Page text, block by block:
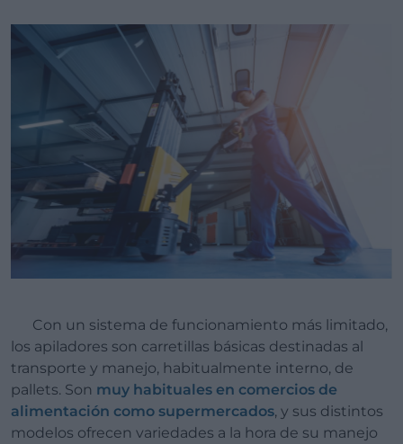
Con un sistema de funcionamiento más limitado,
los apiladores son carretillas básicas destinadas al
transporte y manejo, habitualmente interno, de
pallets. Son muy habituales en comercios de
alimentación como supermercados, y sus distintos
modelos ofrecen variedades a la hora de su manejo